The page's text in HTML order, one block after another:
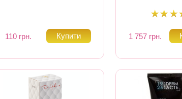
110 грн. 1 757 грн.